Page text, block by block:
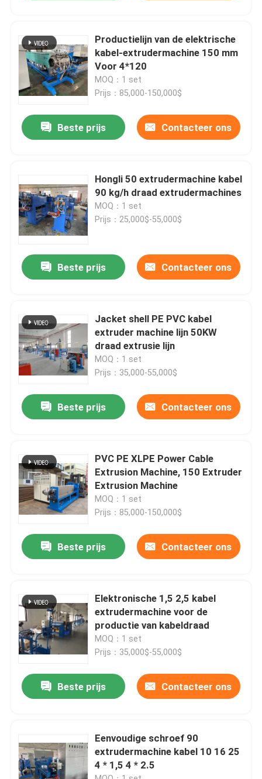
Producten
Video's
Over ons
Kwaliteitscontrole
Vraag een offerte
Cable Extruder Machine
Draadtrekkers
Productielijn van de elektrische
kabel-extrudermachine 150 mm
Voor 4*120
MOQ：1 set
Prijs：85,000-150,000$
Beste prijs Contacteer ons
Hongli 50 extrudermachine kabel
90 kg/h draad extrudermachines
MOQ：1 set
Prijs：25,000$-55,000$
Beste prijs Contacteer ons
Jacket shell PE PVC kabel
extruder machine lijn 50KW
draad extrusie lijn
MOQ：1 set
Prijs：35,000-55,000$
Beste prijs Contacteer ons
PVC PE XLPE Power Cable
Extrusion Machine, 150 Extruder
Extrusion Machine
MOQ：1 set
Prijs：85,000-150,000$
Beste prijs Contacteer ons
Elektronische 1,5 2,5 kabel
extrudermachine voor de
productie van kabeldraad
MOQ：1 set
Prijs：35,000$-55,000$
Beste prijs Contacteer ons
Eenvoudige schroef 90
extrudermachine kabel 10 16 25
4 * 1,5 4 * 2.5